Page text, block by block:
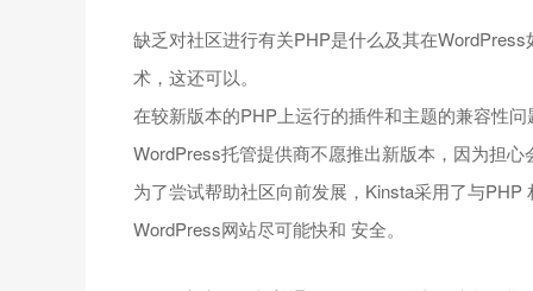
缺乏对社区进行有关PHP是什么及其在
术，这还可以。
在较新版本的PHP上运行的插件和主题的兼容性问
WordPress托管提供商不愿推出新版本，因为担心
为了尝试帮助社区向前发展，Kinsta采用了与
WordPress网站尽可能快和 安全。